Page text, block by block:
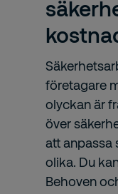
företagare
olyckan är
över
att anpassa
olika. Du
Behoven